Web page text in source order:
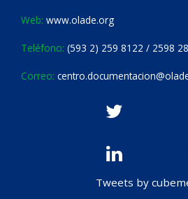
Web: www.olade.org
Teléfono: (593 2) 259 8122 / 2598
Correo:
Tweets by